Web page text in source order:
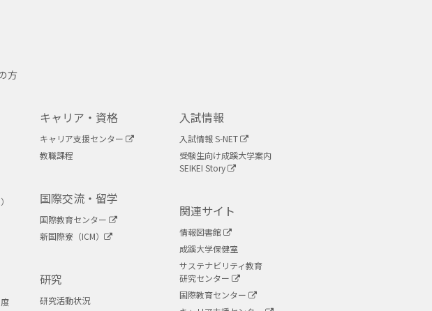
方
キャリア・資格
キャリア支援センター
教職課程
国際交流・留学
国際教育センター
新国際寮（ICM）
研究
研究活動状況
入試情報
入試情報 S-NET
受験生向け成蹊大学案内
SEIKEI Story
関連サイト
情報図書館
成蹊大学保健室
サステナビリティ教育
研究センター
国際教育センター